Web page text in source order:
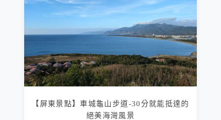
【屏東景點】車城龜山步道-30分就能抵達的
絕美海灣風景